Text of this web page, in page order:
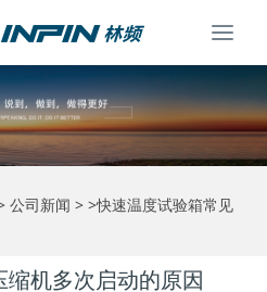
公司新闻 > >快速温度试验箱常见
机多次启动的原因